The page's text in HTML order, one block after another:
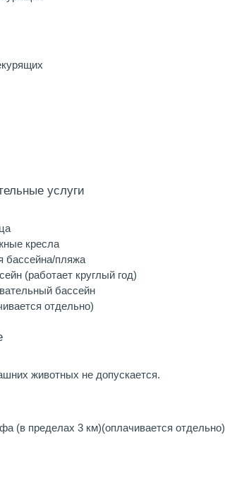
услуги
кресла
бассейна/пляжа
(работает круглый год)
бассейн
отдельно)
животных не допускается.
(в пределах 3 км)(оплачивается отдельно)